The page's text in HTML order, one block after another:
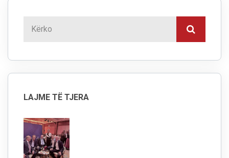
LAJME TË TJERA